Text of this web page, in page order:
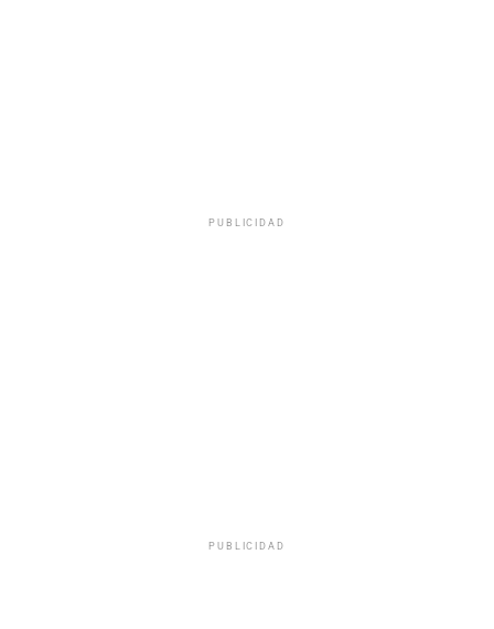
PUBLICIDAD
PUBLICIDAD